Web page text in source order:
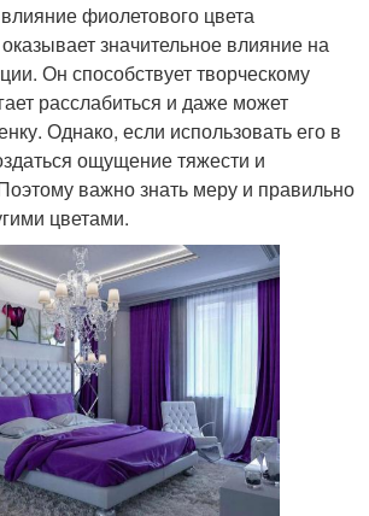
фиолетового цвета
значительное влияние на
Он способствует творческому
расслабиться и даже может
Однако, если использовать его в
ощущение тяжести и
важно знать меру и правильно
цветами.